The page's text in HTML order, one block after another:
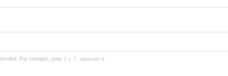
Par exemple, pour 1 + 3, saisissez 4.